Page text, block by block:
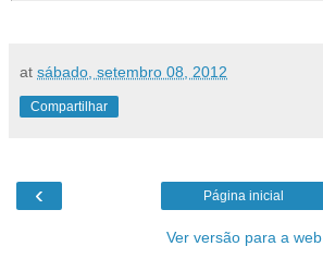
at sábado, setembro 08, 2012
Compartilhar
‹ Página inicial
Ver versão para a web